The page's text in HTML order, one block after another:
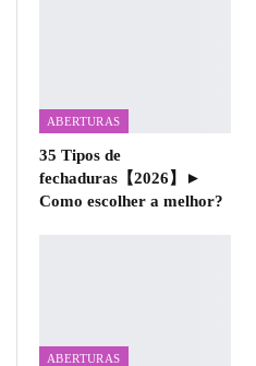
ABERTURAS
35 Tipos de
fechaduras【2026】►
Como escolher a melhor?
ABERTURAS